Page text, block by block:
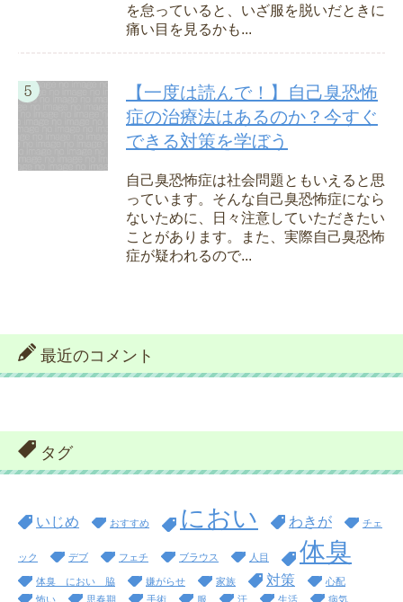
を怠っていると、いざ服を脱いだときに
痛い目を見るかも...
【一度は読んで！】自己臭恐怖
症の治療法はあるのか？今すぐ
できる対策を学ぼう
自己臭恐怖症は社会問題ともいえると思
っています。そんな自己臭恐怖症になら
ないために、日々注意していただきたい
ことがあります。また、実際自己臭恐怖
症が疑われるので...
最近のコメント
タグ
いじめ おすすめ におい わきが チェ
ック デブ フェチ ブラウス 人目 体臭
体臭 におい 脇 嫌がらせ 家族 対策
心配
怖い
思春期 手術 服 汗 生活 病気